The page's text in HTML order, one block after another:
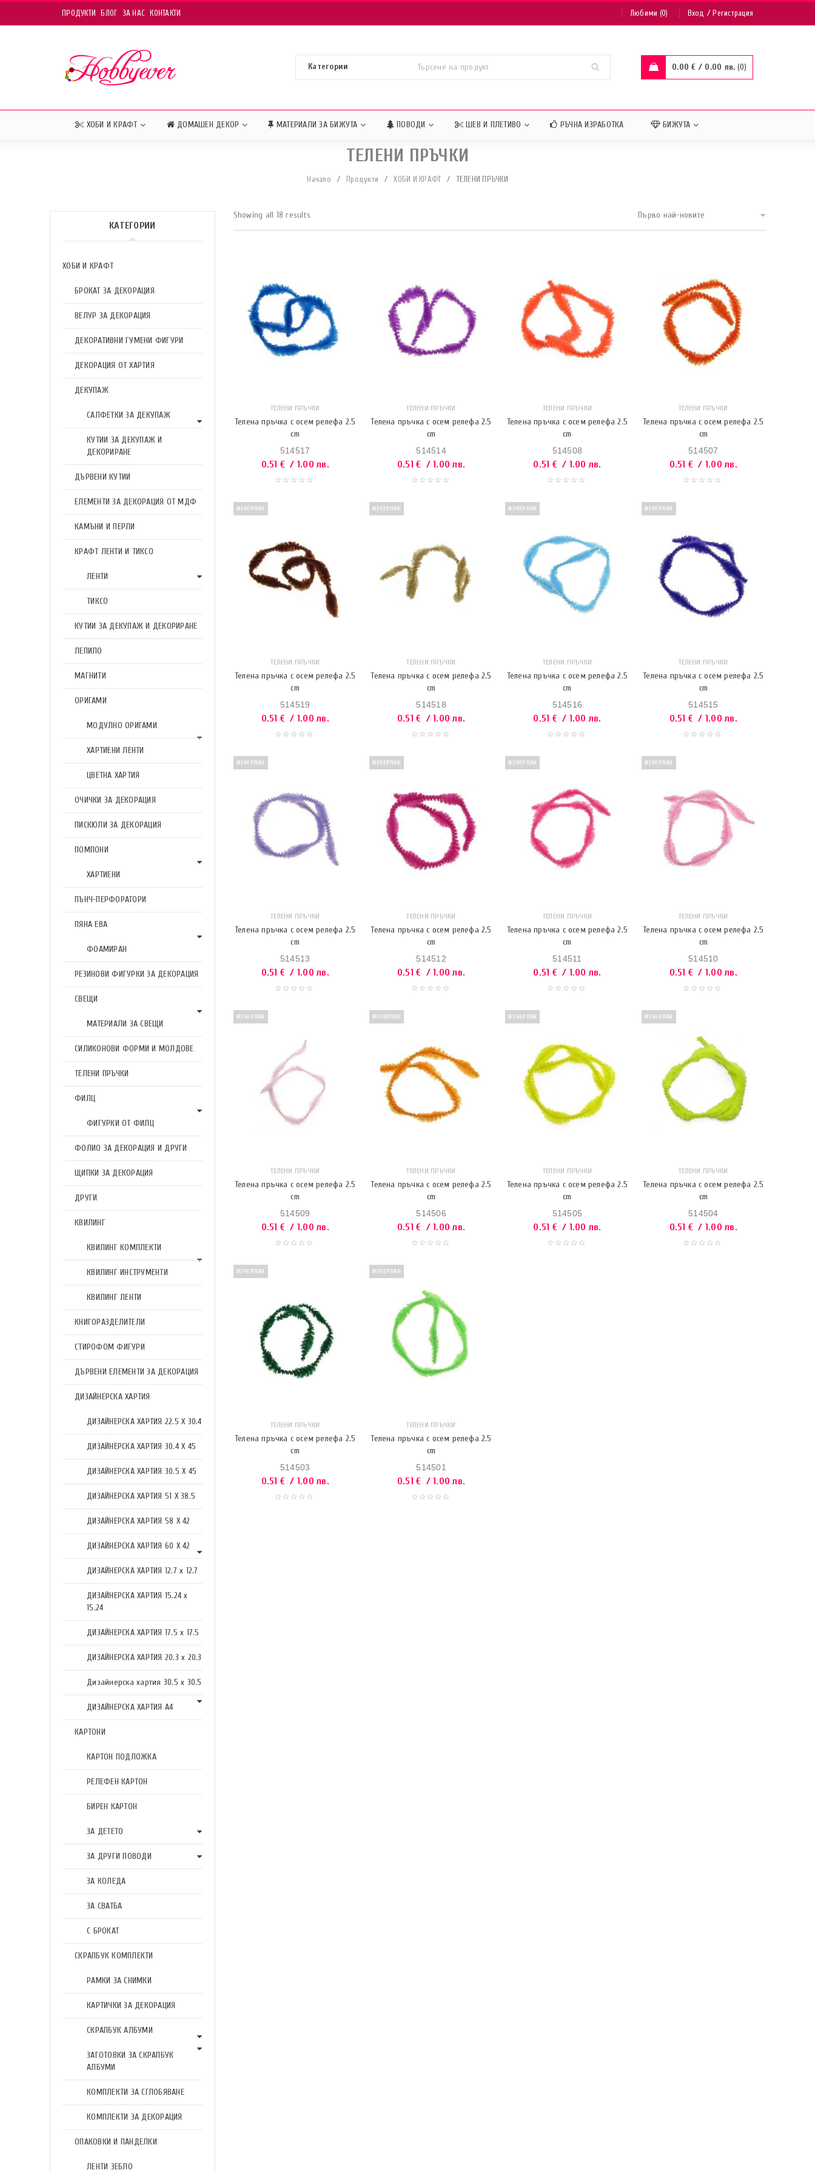
ПРОДУКТИ БЛОГ ЗА НАС КОНТАКТИ Любими (0) Вход /Регистрация
0.00€ / 0.00 лв. 0
ХОБИ И КРАФТ ДОМАШЕН ДЕКОР МАТЕРИАЛИ ЗА БИЖУТА ПОВОДИ ШЕВ И ПЛЕТИВО РЪЧНА ИЗРАБОТКА БИЖУТА
ТЕЛЕНИ ПРЪЧКИ
Начало / Продукти / ХОБИ И КРАФТ / ТЕЛЕНИ ПРЪЧКИ
КАТЕГОРИИ
ХОБИ И КРАФТ
БРОКАТ ЗА ДЕКОРАЦИЯ
ВЕЛУР ЗА ДЕКОРАЦИЯ
ДЕКОРАТИВНИ ГУМЕНИ ФИГУРИ
ДЕКОРАЦИЯ ОТ ХАРТИЯ
ДЕКУПАЖ
САЛФЕТКИ ЗА ДЕКУПАЖ
КУТИИ ЗА ДЕКУПАЖ И
ДЕКОРИРАНЕ
ДЪРВЕНИ КУТИИ
ЕЛЕМЕНТИ ЗА ДЕКОРАЦИЯ ОТ МДФ
КАМЪНИ И ПЕРЛИ
КРАФТ ЛЕНТИ И ТИКСО
ЛЕНТИ
ТИКСО
КУТИИ ЗА ДЕКУПАЖ И ДЕКОРИРАНЕ
ЛЕПИЛО
МАГНИТИ
ОРИГАМИ
МОДУЛНО ОРИГАМИ
ХАРТИЕНИ ЛЕНТИ
ЦВЕТНА ХАРТИЯ
ОЧИЧКИ ЗА ДЕКОРАЦИЯ
ПИСКЮЛИ ЗА ДЕКОРАЦИЯ
ПОМПОНИ
ХАРТИЕНИ
ПЪНЧ-ПЕРФОРАТОРИ
ПЯНА ЕВА
ФОАМИРАН
РЕЗИНОВИ ФИГУРКИ ЗА ДЕКОРАЦИЯ
СВЕЩИ
МАТЕРИАЛИ ЗА СВЕЩИ
СИЛИКОНОВИ ФОРМИ И МОЛДОВЕ
ТЕЛЕНИ ПРЪЧКИ
ФИЛЦ
ФИГУРКИ ОТ ФИЛЦ
ФОЛИО ЗА ДЕКОРАЦИЯ И ДРУГИ
ЩИПКИ ЗА ДЕКОРАЦИЯ
ДРУГИ
КВИЛИНГ
КВИЛИНГ КОМПЛЕКТИ
КВИЛИНГ ИНСТРУМЕНТИ
КВИЛИНГ ЛЕНТИ
КНИГОРАЗДЕЛИТЕЛИ
СТИРОФОМ ФИГУРИ
ДЪРВЕНИ ЕЛЕМЕНТИ ЗА ДЕКОРАЦИЯ
ДИЗАЙНЕРСКА ХАРТИЯ
ДИЗАЙНЕРСКА ХАРТИЯ 22.5 X 30.4
ДИЗАЙНЕРСКА ХАРТИЯ 30.4 X 45
ДИЗАЙНЕРСКА ХАРТИЯ 30.5 X 45
ДИЗАЙНЕРСКА ХАРТИЯ 51 X 38.5
ДИЗАЙНЕРСКА ХАРТИЯ 58 X 42
ДИЗАЙНЕРСКА ХАРТИЯ 60 X 42
ДИЗАЙНЕРСКА ХАРТИЯ 12.7 x 12.7
ДИЗАЙНЕРСКА ХАРТИЯ 15.24 x
15.24
ДИЗАЙНЕРСКА ХАРТИЯ 17.5 х 17.5
ДИЗАЙНЕРСКА ХАРТИЯ 20.3 х 20.3
Дизайнерска хартия 30.5 х 30.5
ДИЗАЙНЕРСКА ХАРТИЯ А4
КАРТОНИ
КАРТОН ПОДЛОЖКА
РЕЛЕФЕН КАРТОН
БИРЕН КАРТОН
ЗА ДЕТЕТО
ЗА ДРУГИ ПОВОДИ
ЗА КОЛЕДА
ЗА СВАТБА
С БРОКАТ
СКРАПБУК КОМПЛЕКТИ
РАМКИ ЗА СНИМКИ
КАРТИЧКИ ЗА ДЕКОРАЦИЯ
СКРАПБУК АЛБУМИ
ЗАГОТОВКИ ЗА СКРАПБУК
АЛБУМИ
КОМПЛЕКТИ ЗА СГЛОБЯВАНЕ
КОМПЛЕКТИ ЗА ДЕКОРАЦИЯ
ОПАКОВКИ И ПАНДЕЛКИ
ЛЕНТИ ЗЕБЛО
Showing all 18 results Първо най-новите
ТЕЛЕНИ ПРЪЧКИ
Телена пръчка с осем релефа 2.5
cm
514517
0.51 € / 1.00 лв.
ТЕЛЕНИ ПРЪЧКИ
Телена пръчка с осем релефа 2.5
cm
514514
0.51€ / 1.00 лв.
ТЕЛЕНИ ПРЪЧКИ
Телена пръчка с осем релефа 2.5
cm
514508
0.51 € / 1.00 лв.
ТЕЛЕНИ ПРЪЧКИ
Телена пръчка с осем релефа 2.5
cm
514507
0.51 € / 1.00 лв.
ИЗЧЕРПАН
ТЕЛЕНИ ПРЪЧКИ
Телена пръчка с осем релефа 2.5
cm
514519
0.51 € / 1.00 лв.
ИЗЧЕРПАН
ТЕЛЕНИ ПРЪЧКИ
Телена пръчка с осем релефа 2.5
cm
514518
0.51€ / 1.00 лв.
ИЗЧЕРПАН
ТЕЛЕНИ ПРЪЧКИ
Телена пръчка с осем релефа 2.5
cm
514516
0.51 € / 1.00 лв.
ИЗЧЕРПАН
ТЕЛЕНИ ПРЪЧКИ
Телена пръчка с осем релефа 2.5
cm
514515
0.51 € / 1.00 лв.
ИЗЧЕРПАН
ТЕЛЕНИ ПРЪЧКИ
Телена пръчка с осем релефа 2.5
cm
514513
0.51 € / 1.00 лв.
ИЗЧЕРПАН
ТЕЛЕНИ ПРЪЧКИ
Телена пръчка с осем релефа 2.5
cm
514512
0.51€ / 1.00 лв.
ИЗЧЕРПАН
ТЕЛЕНИ ПРЪЧКИ
Телена пръчка с осем релефа 2.5
cm
514511
0.51 € / 1.00 лв.
ИЗЧЕРПАН
ТЕЛЕНИ ПРЪЧКИ
Телена пръчка с осем релефа 2.5
cm
514510
0.51 € / 1.00 лв.
ИЗЧЕРПАН
ТЕЛЕНИ ПРЪЧКИ
Телена пръчка с осем релефа 2.5
cm
514509
0.51 € / 1.00 лв.
ИЗЧЕРПАН
ТЕЛЕНИ ПРЪЧКИ
Телена пръчка с осем релефа 2.5
cm
514506
0.51€ / 1.00 лв.
ИЗЧЕРПАН
ТЕЛЕНИ ПРЪЧКИ
Телена пръчка с осем релефа 2.5
cm
514505
0.51 € / 1.00 лв.
ИЗЧЕРПАН
ТЕЛЕНИ ПРЪЧКИ
Телена пръчка с осем релефа 2.5
cm
514504
0.51 € / 1.00 лв.
ИЗЧЕРПАН
ТЕЛЕНИ ПРЪЧКИ
Телена пръчка с осем релефа 2.5
cm
514503
0.51 € / 1.00 лв.
ИЗЧЕРПАН
ТЕЛЕНИ ПРЪЧКИ
Телена пръчка с осем релефа 2.5
cm
514501
0.51€ / 1.00 лв.